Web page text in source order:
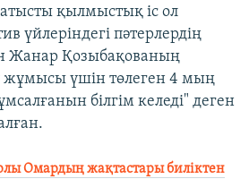
қылмыстық іс ол
үйлеріндегі пәтерлердің
Жанар Қозыбақованың
жұмысы үшін төлеген 4 мың
білгім келеді" деген
Омардың жақтастары биліктен